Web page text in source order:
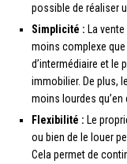
possible de réaliser
Simplicité : La
moins complexe que
d’intermédiaire et le
immobilier. De plus,
moins lourdes qu’en
Flexibilité : Le
ou bien de le louer
Cela permet de